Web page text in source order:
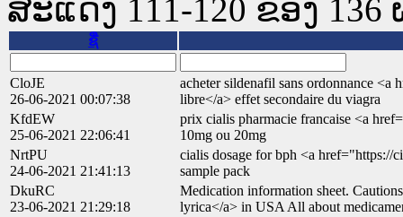
ສະແດງ 111-120 ຂອງ
ຊື່
CloJE
26-06-2021 00:07:38
acheter sildenafil sans ordonnance <a
libre</a> effet secondaire du viagra
KfdEW
25-06-2021 22:06:41
prix cialis pharmacie francaise <a
10mg ou 20mg
NrtPU
24-06-2021 21:41:13
cialis dosage for bph <a href="https://
sample pack
DkuRC
23-06-2021 21:29:18
Medication information sheet.
lyrica</a> in USA All about